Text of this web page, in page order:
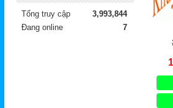
Tổng truy cập
3,993,844
Đang online
7